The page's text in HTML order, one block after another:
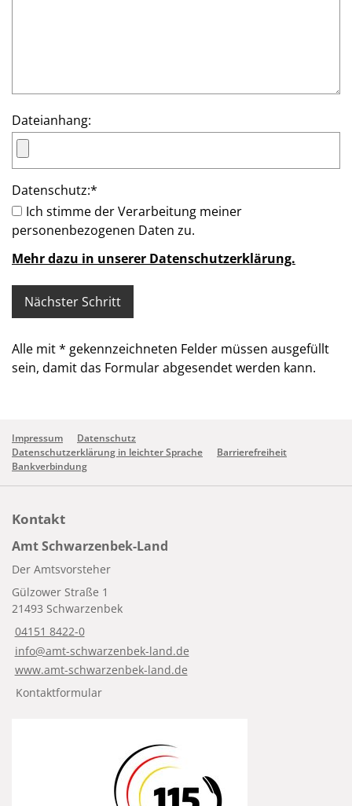
Dateianhang:
Datenschutz:*
Ich stimme der Verarbeitung meiner
personenbezogenen Daten zu.
Mehr dazu in unserer Datenschutzerklärung.
Alle mit* gekennzeichneten Felder müssen ausgefüllt
sein, damit das Formular abgesendet werden kann.
Impressum
Datenschutz
Datenschutzerklärung in leichter Sprache
Barrierefreiheit
Bankverbindung
Kontakt
Amt Schwarzenbek-Land
Der Amtsvorsteher
Gülzower Straße 1
21493 Schwarzenbek
04151 8422-0
info@amt-schwarzenbek-land.de
www.amt-schwarzenbek-land.de
Kontaktformular